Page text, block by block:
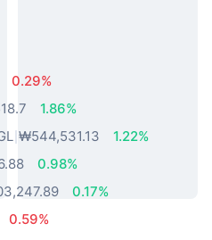
0.29%
1.86%
₩544,531.13
1.22%
0.98%
0.17%
0.59%